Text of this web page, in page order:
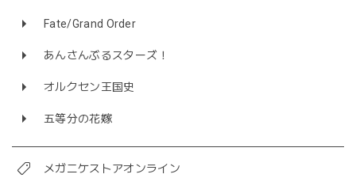
Fate/Grand Order
あんさんぶるスターズ！
オルクセン王国史
五等分の花嫁
メガニケストアオンライン